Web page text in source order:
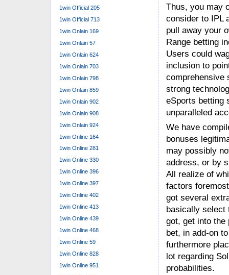
Thus, you may
consider to IPL
pull away your
Range betting
Users could
inclusion to
comprehensive
strong
eSports betting
unparalleled
We have
bonuses
may possibly
address, or by
All realize of
factors
got several
basically select
got, get into the
bet, in add-on
furthermore
lot regarding
probabilities.
1win Official 205
1win Official 713
1win Onlain 169
1win Onlain 57
1win Onlain 624
1win Onlain 703
1win Onlain 798
1win Onlain 859
1win Onlain 902
1win Onlain 908
1win Onlain 924
1win Online 164
1win Online 281
1win Online 330
1win Online 396
1win Online 397
1win Online 402
1win Online 413
1win Online 439
1win Online 468
1win Online 59
1win Online 828
1win Online 951